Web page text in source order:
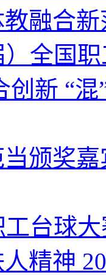
融合新
）全国
创新 “
颁奖
工台球
精神